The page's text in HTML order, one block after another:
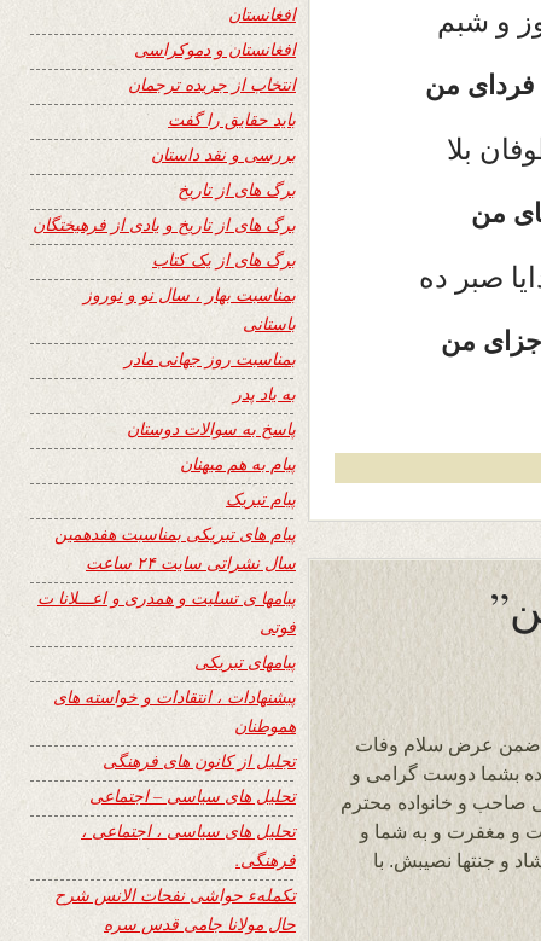
و شبم
من
بلا
من
صبر ده
من
ضمن عرض سلام وفات
بشما دوست گرامی و
صاحب و خانواده محترم
و مغفرت و به شما و
و جنتها نصیبش. با
افغانستان
افغانستان و دموکراسی
انتخاب از جریده ترجمان
باید حقایق را گفت
بررسی و نقد داستان
برگ های از تاریخ
برگ های از تاریخ و یادی از فرهیختگان
برگ های از یک کتاب
بمناسبت بهار ، سال نو و نوروز
باستانی
بمناسبت روز جهانی مادر
به یاد پدر
پاسخ به سوالات دوستان
پیام به هم میهنان
پیام تبریک
پیام های تبریکی بمناسبت هفدهمین
سال نشراتی سایت ۲۴ ساعت
پیامها ی تسلیت و همدری و اعـــلانا ت
فوتی
پیامهای تبریکی
پیشنهادات ، انتقادات و خواسته های
هموطنان
تجلیل از کانون های فرهنگی
تحلیل های سیاسی – اجتماعی
تحلیل های سیاسی ، اجتماعی ،
فرهنگی.
تکملهء حواشی نفحات الانس شرح
حال مولانا جامی قدس سره